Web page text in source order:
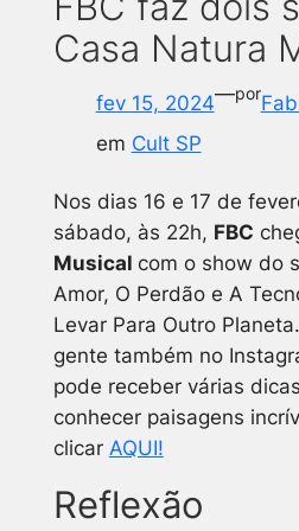
Casa Natura
fev 15, 2024—por
em Cult SP
Nos dias 16 e 17 de
sábado, às 22h, FBC
Musical com o show do
Amor, O Perdão e A
Levar Para Outro Planeta.
gente também no
pode receber várias
conhecer paisagens
clicar AQUI!
Reflexão